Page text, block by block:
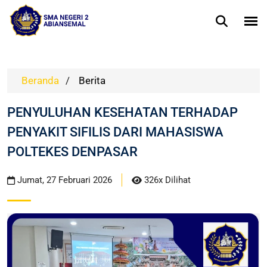
Beranda / Berita
PENYULUHAN KESEHATAN TERHADAP
PENYAKIT SIFILIS DARI MAHASISWA
POLTEKES DENPASAR
Jumat, 27 Februari 2026 326x Dilihat